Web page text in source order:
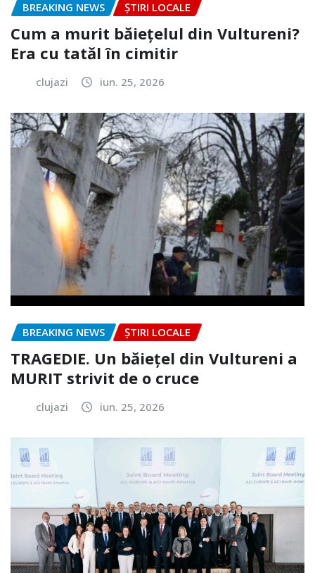
BREAKING NEWS ȘTIRI LOCALE
Cum a murit băiețelul din Vultureni?
Era cu tatăl în cimitir
clujazi iun. 25, 2026
BREAKING NEWS ȘTIRI LOCALE
TRAGEDIE. Un băiețel din Vultureni a
MURIT strivit de o cruce
clujazi iun. 25, 2026